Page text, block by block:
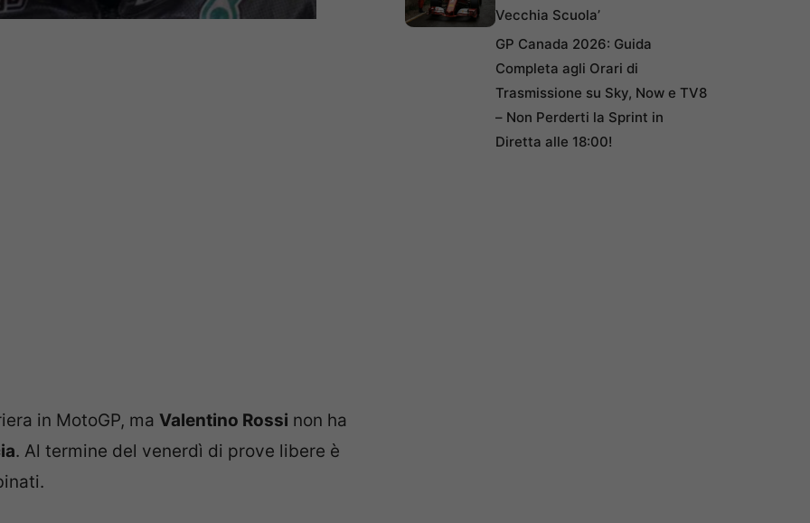
in MotoGP, ma Valentino Rossi non ha
. Al termine del venerdì di prove libere è
Vecchia Scuola’
GP Canada 2026: Guida
Completa agli Orari di
Trasmissione su Sky, Now e TV8
– Non Perderti la Sprint in
Diretta alle 18:00!